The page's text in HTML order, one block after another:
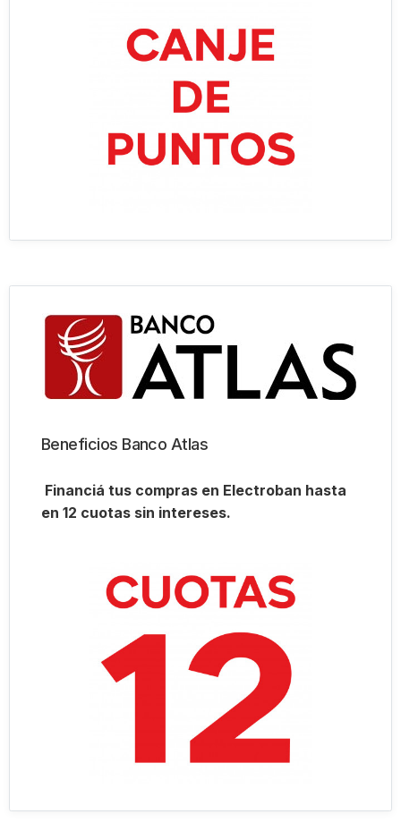
Beneficios Banco Atlas
Financiá tus compras en Electroban hasta
en 12 cuotas sin intereses.